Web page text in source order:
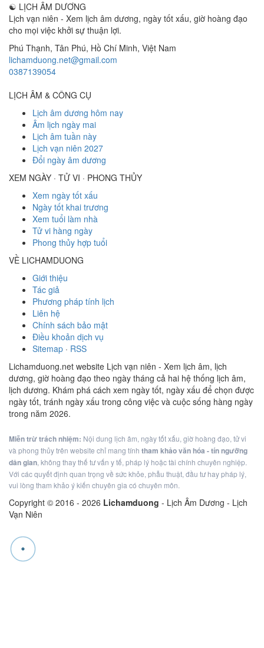
☯ LỊCH ÂM DƯƠNG
Lịch vạn niên - Xem lịch âm dương, ngày tốt xấu, giờ hoàng đạo
cho mọi việc khởi sự thuận lợi.
Phú Thạnh, Tân Phú, Hồ Chí Minh, Việt Nam
lichamduong.net@gmail.com
0387139054
LỊCH ÂM & CÔNG CỤ
Lịch âm dương hôm nay
Âm lịch ngày mai
Lịch âm tuần này
Lịch vạn niên 2027
Đổi ngày âm dương
XEM NGÀY · TỬ VI · PHONG THỦY
Xem ngày tốt xấu
Ngày tốt khai trương
Xem tuổi làm nhà
Tử vi hàng ngày
Phong thủy hợp tuổi
VỀ LICHAMDUONG
Giới thiệu
Tác giả
Phương pháp tính lịch
Liên hệ
Chính sách bảo mật
Điều khoản dịch vụ
Sitemap · RSS
Lichamduong.net website Lịch vạn niên - Xem lịch âm, lịch
dương, giờ hoàng đạo theo ngày tháng cả hai hệ thống lịch âm,
lịch dương. Khám phá cách xem ngày tốt, ngày xấu để chọn được
ngày tốt, tránh ngày xấu trong công việc và cuộc sống hàng ngày
trong năm 2026.
Miễn trừ trách nhiệm: Nội dung lịch âm, ngày tốt xấu, giờ hoàng đạo, tử vi
và phong thủy trên website chỉ mang tính tham khảo văn hóa - tín ngưỡng
dân gian, không thay thế tư vấn y tế, pháp lý hoặc tài chính chuyên nghiệp.
Với các quyết định quan trọng về sức khỏe, phẫu thuật, đầu tư hay pháp lý,
vui lòng tham khảo ý kiến chuyên gia có chuyên môn.
Copyright © 2016 - 2026 Lichamduong - Lịch Âm Dương - Lịch
Vạn Niên